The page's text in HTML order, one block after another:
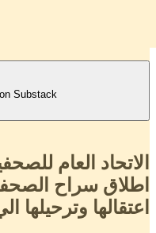
Substack
الاتحاد العام
اطلاق سراح
اعتقالها وترحيلها